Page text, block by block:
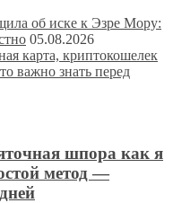
об иске к Эзре Мору:
05.08.2026
карта, криптокошелек
важно знать перед
шпора как я
метод —